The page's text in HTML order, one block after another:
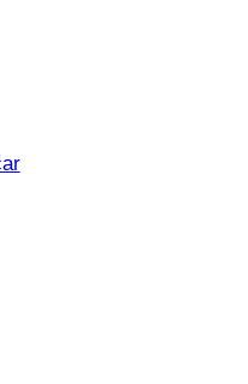
Professional CP-